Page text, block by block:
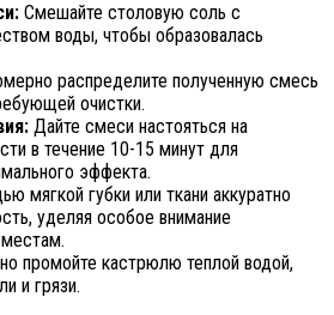
Смешайте столовую соль с
воды, чтобы образовалась
распределите полученную смесь
очистки.
Дайте смеси настояться на
в течение 10-15 минут для
эффекта.
мягкой губки или ткани аккуратно
уделяя особое внимание
промойте кастрюлю теплой водой,
и грязи.